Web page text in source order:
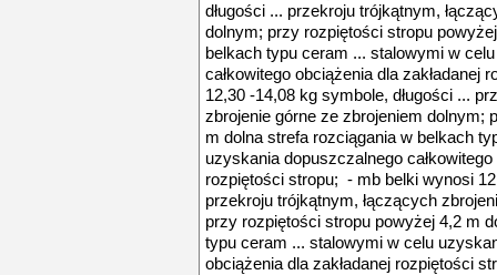
długości ... przekroju trójkątnym,
dolnym; przy rozpiętości stropu
belkach typu ceram ... stalowymi w
całkowitego obciążenia dla
12,30 -14,08 kg symbole, długości ...
zbrojenie górne ze zbrojeniem dolnym;
m dolna strefa rozciągania w belkach
uzyskania dopuszczalnego
rozpiętości stropu; - mb belki wynosi
przekroju trójkątnym, łączących
przy rozpiętości stropu powyżej 4,2 m
typu ceram ... stalowymi w celu
obciążenia dla zakładanej rozpiętości